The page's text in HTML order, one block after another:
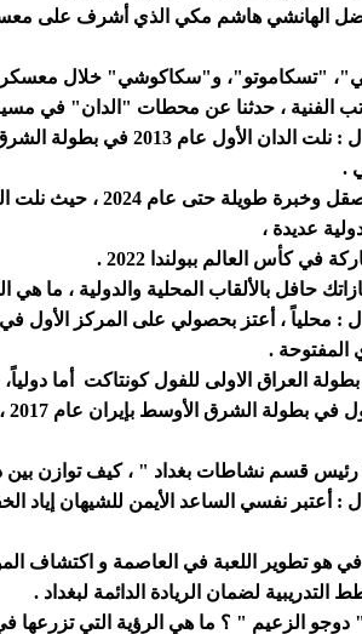
فضل الهانشي هاشم مكي الذي أشرف على
"تسكاموتو"، و"سكاكوشي" خلال
الفنية ، حدثنا عن محطات "الدان" في
.
وبقيت في مرحلة
عديدة ،
في كأس العالم ببولندا 2022 .
حافل بالألقاب المحلية والدولية ، ما
المفتوحة .
العراق الاولى للفول كونتاكت أما دولياً،
رئيس قسم نشاطات بغداد " ، كيف توازن
: أعتبر نفسي الساعد الأيمن للشيهان إياد
هو تطوير اللعبة في العاصمة و اكتشاف
التدريبية لضمان الريادة الدائمة لبغداد .
دوجو الزعيم " ؟ ما هي الرؤية التي تزرعها